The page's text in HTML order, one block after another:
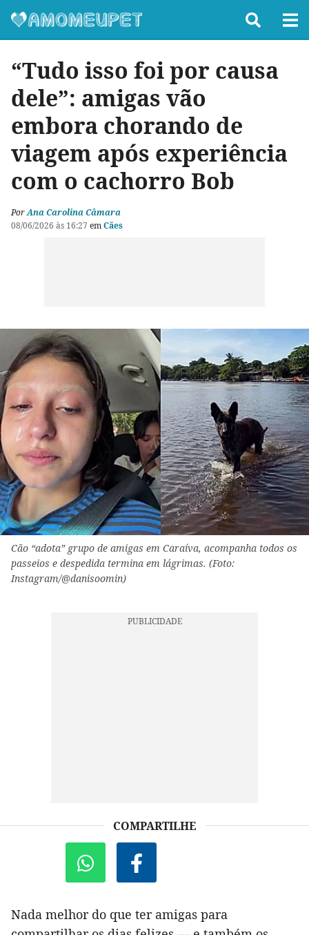
“Tudo isso foi por causa
dele”: amigas vão
embora chorando de
viagem após experiência
com o cachorro Bob
PorAna Carolina Câmara
08/06/2026 às 16:27 emCães
Cão “adota” grupo de amigas em Caraíva, acompanha todos os
passeios e despedida termina em lágrimas. (Foto:
Instagram/@danisoomin)
COMPARTILHE
Nada melhor do que ter amigas para